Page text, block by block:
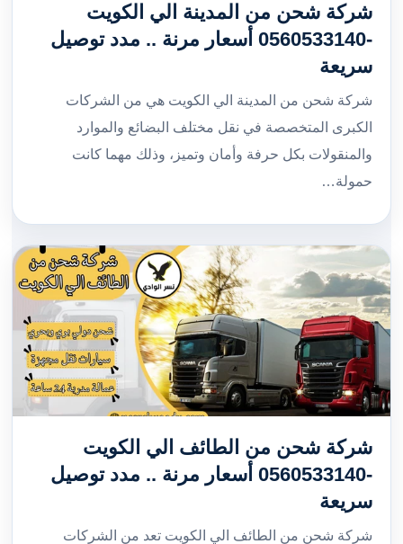
شركة شحن من المدينة الي الكويت
-0560533140 أسعار مرنة .. مدد توصيل
سريعة
شركة شحن من المدينة الي الكويت هي من الشركات
الكبرى المتخصصة في نقل مختلف البضائع والموارد
والمنقولات بكل حرفة وأمان وتميز، وذلك مهما كانت
حمولة…
شركة شحن من الطائف الي الكويت
-0560533140 أسعار مرنة .. مدد توصيل
سريعة
شركة شحن من الطائف الي الكويت تعد من الشركات